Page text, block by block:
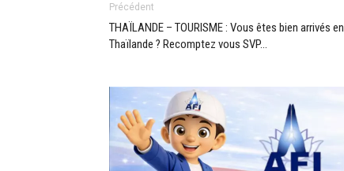
Précédent
THAÏLANDE – TOURISME : Vous êtes bien arrivés en
Thaïlande ? Recomptez vous SVP…